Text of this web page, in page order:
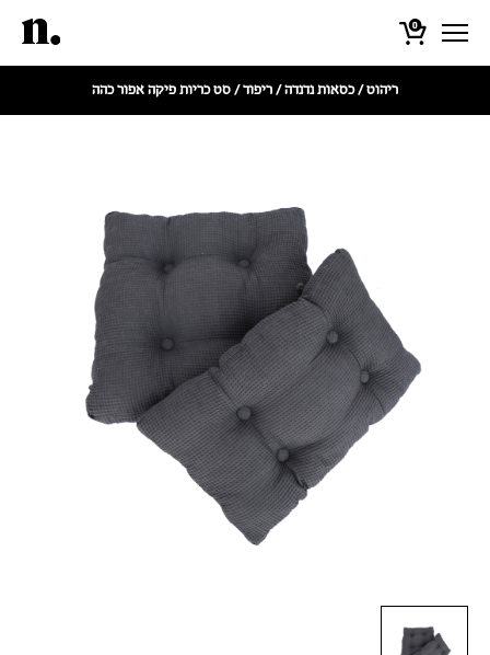
0
ריהוט/כסאות נדנדה/ ריפוד/ סט כריות פיקה אפור כהה